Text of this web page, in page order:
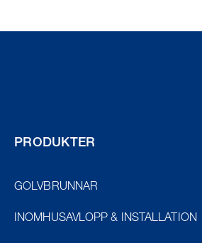
PRODUKTER
GOLVBRUNNAR
INOMHUSAVLOPP & INSTALLATION